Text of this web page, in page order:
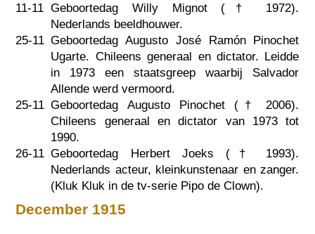
11-11 Geboortedag Willy Mignot († 1972).
Nederlands beeldhouwer.
25-11 Geboortedag Augusto José Ramón Pinochet
Ugarte. Chileens generaal en dictator. Leidde
in 1973 een staatsgreep waarbij Salvador
Allende werd vermoord.
25-11 Geboortedag Augusto Pinochet († 2006).
Chileens generaal en dictator van 1973 tot
1990.
26-11 Geboortedag Herbert Joeks († 1993).
Nederlands acteur, kleinkunstenaar en zanger.
(Kluk Kluk in de tv-serie Pipo de Clown).
December 1915